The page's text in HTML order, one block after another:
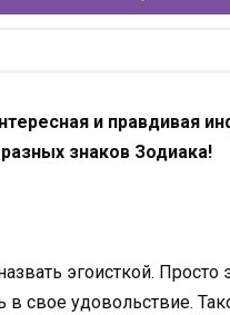
эгоисткой. Просто
в свое удовольствие.